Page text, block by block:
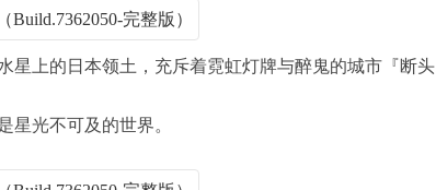
星上的日本领土，充斥着霓虹灯牌与醉鬼的城市『断头
星光不可及的世界。